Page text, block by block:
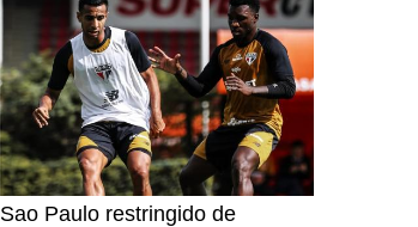
Sao Paulo restringido de